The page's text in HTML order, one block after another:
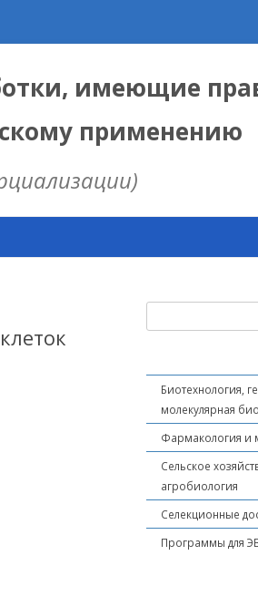
имеющие
применению
Биотехнология,
молекулярная
Фармакология и
Сельское
агробиология
Селекционные
Программы для